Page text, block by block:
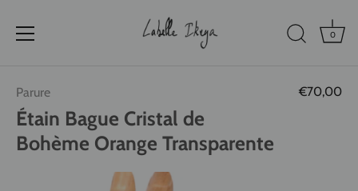
contenu
0
Parure €70,00
Étain Bague Cristal de
Bohème Orange Transparente